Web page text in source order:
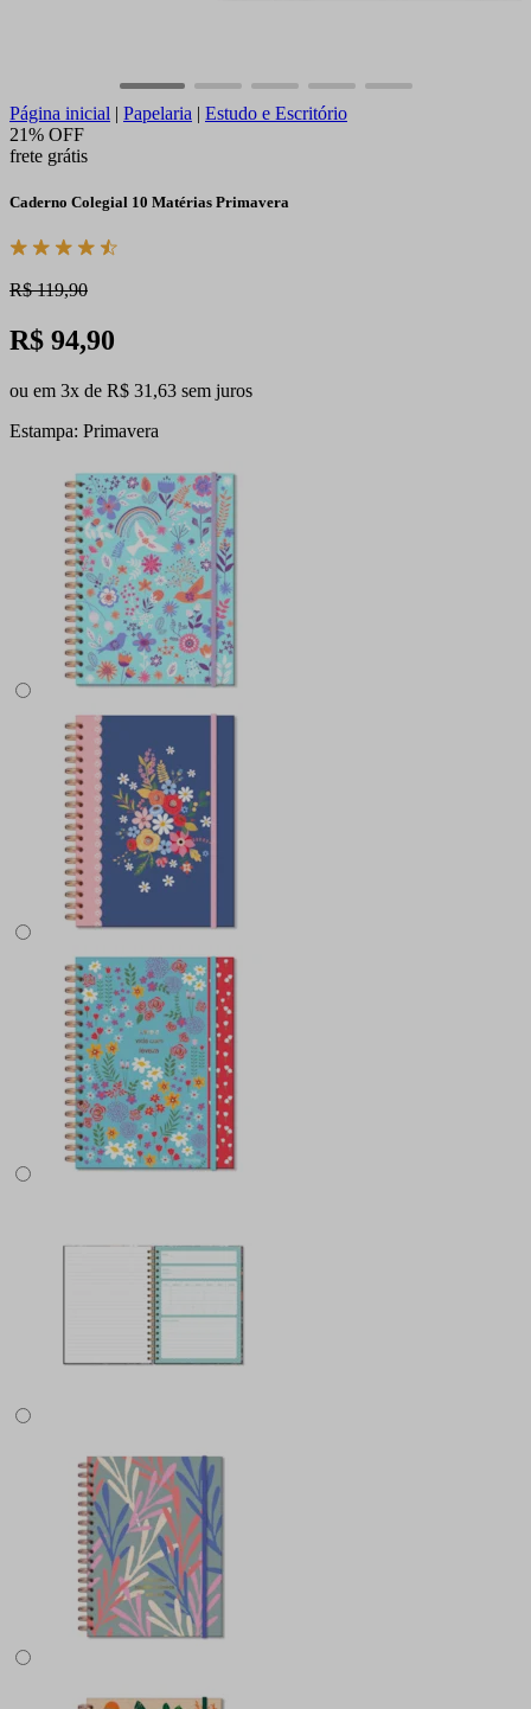
Página inicial | Papelaria | Estudo e Escritório
21% OFF
frete grátis
Caderno Colegial 10 Matérias Primavera
R$ 119,90
R$ 94,90
ou em 3x de R$ 31,63 sem juros
Estampa: Primavera